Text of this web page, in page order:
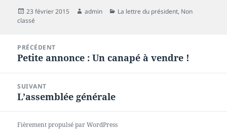
Publié
le
23 février 2015 Auteur
admin Catégories
La lettre du président, Non
classé
l’article
PRÉCÉDENT
Article
Petite annonce : Un canapé à vendre !
SUIVANT
Article
L’assemblée générale
Fièrement propulsé par WordPress